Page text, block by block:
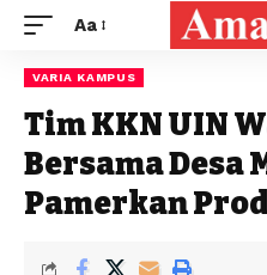
Aa
VARIA KAMPUS
Tim KKN UIN
Bersama Desa
Pamerkan